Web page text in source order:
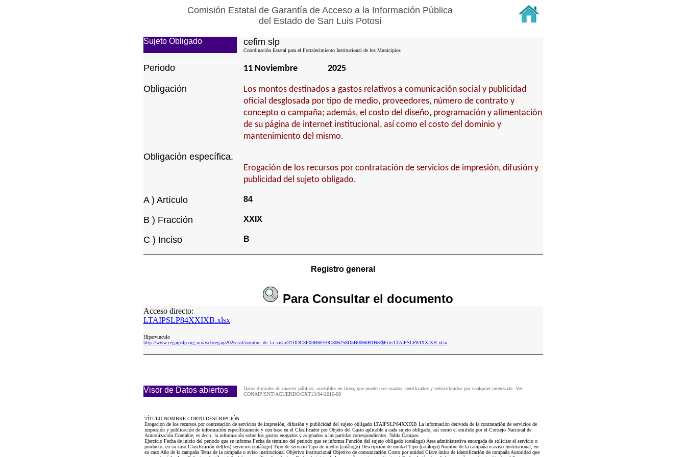
Comisión Estatal de Garantía de Acceso a la Información Pública
del Estado de San Luis Potosí
Sujeto Obligado cefim slp
Coordinación Estatal para el Fortalecimiento Institucional de los Municipios
Periodo 11 Noviembre 2025
Obligación
Los montos destinados a gastos relativos a comunicación social y publicidad
oficial desglosada por tipo de medio, proveedores, número de contrato y
concepto o campaña; además, el costo del diseño, programación y alimentación
de su página de internet institucional, así como el costo del dominio y
mantenimiento del mismo.
Obligación específica.
Erogación de los recursos por contratación de servicios de impresión, difusión y
publicidad del sujeto obligado.
A ) Artículo 84
B ) Fracción XXIX
C ) Inciso B
Registro general
Para Consultarel documento
Acceso directo:
LTAIPSLP84XXIXB.xlsx
Hipervinculo
http://www.cegaipslp.org.mx/webcegaip2025.nsf/nombre_de_la_vista/31DDC3F03B6EF0C806258D5B0066B1B6/$File/LTAIPSLP84XXIXB.xlsx
Visor de Datos abiertos
Datos digitales de caracter público, accesibles en linea, que pueden ser usados, reutilizados y redistribuidos por cualquier interesado. Ver
CONAIP/SNT/ACUERDO/EXT13/04/2016-08
TÍTULO NOMBRE CORTO DESCRIPCIÓN
Erogación de los recursos por contratación de servicios de impresión, difusión y publicidad del sujeto obligado LTAIPSLP84XXIXB La información derivada de la contratación de servicios de
impresión y publicación de información específicamente y con base en el Clasificador por Objeto del Gasto aplicable a cada sujeto obligado, así como el emitido por el Consejo Nacional de
Armonización Contable; es decir, la información sobre los gastos erogados y asignados a las partidas correspondientes. Tabla Campos
Ejercicio Fecha de inicio del periodo que se informa Fecha de término del periodo que se informa Función del sujeto obligado (catálogo) Área administrativa encargada de solicitar el servicio o
producto, en su caso Clasificación del(los) servicios (catálogo) Tipo de servicio Tipo de medio (catálogo) Descripción de unidad Tipo (catálogo) Nombre de la campaña o aviso Institucional, en
su caso Año de la campaña Tema de la campaña o aviso institucional Objetivo institucional Objetivo de comunicación Costo por unidad Clave única de identificación de campaña Autoridad que